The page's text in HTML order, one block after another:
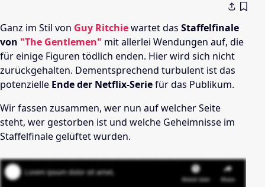
Ganz im Stil von Guy Ritchiewartet das Staffelfinale
von "The Gentlemen" mit allerlei Wendungen auf, die
für einige Figuren tödlich enden. Hier wird sich nicht
zurückgehalten. Dementsprechend turbulent ist das
potenzielle Ende der Netflix-Seriefür das Publikum.
Wir fassen zusammen, wer nun auf welcher Seite
steht, wer gestorben ist und welche Geheimnisse im
Staffelfinale gelüftet wurden.